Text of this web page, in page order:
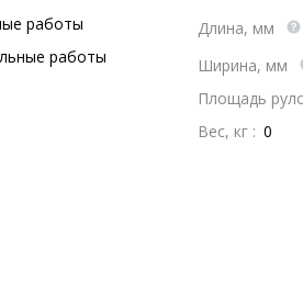
работы
работы
Длина, мм
Ширина, мм
Площадь
Вес, кг : 0